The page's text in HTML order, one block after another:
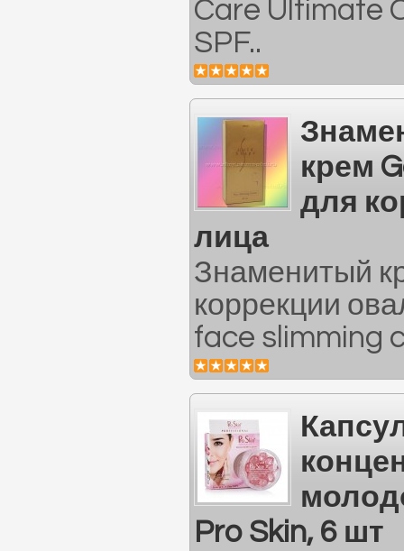
Care Ultimate
SPF..
крем
для
лица
Знаменитый
коррекции
face slimming
Pro Skin, 6 шт